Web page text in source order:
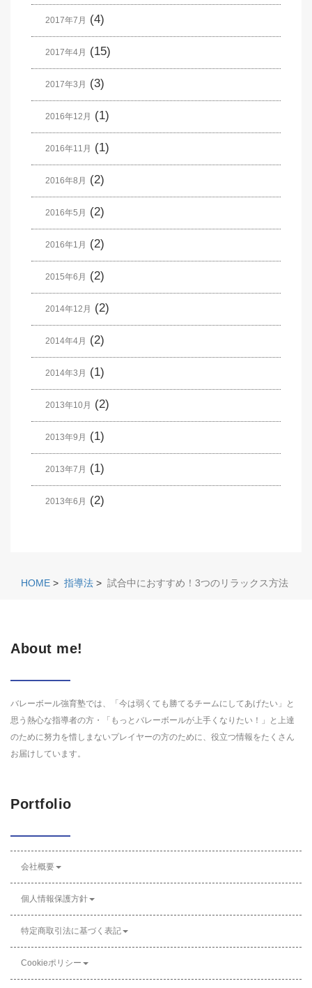
2017年7月 (4)
2017年4月 (15)
2017年3月 (3)
2016年12月 (1)
2016年11月 (1)
2016年8月 (2)
2016年5月 (2)
2016年1月 (2)
2015年6月 (2)
2014年12月 (2)
2014年4月 (2)
2014年3月 (1)
2013年10月 (2)
2013年9月 (1)
2013年7月 (1)
2013年6月 (2)
HOME > 指導法 > 試合中におすすめ！3つのリラックス方法
About me!
バレーボール強育塾では、「今は弱くても勝てるチームにしてあげたい」と
思う熱心な指導者の方・「もっとバレーボールが上手くなりたい！」と上達
のために努力を惜しまないプレイヤーの方のために、役立つ情報をたくさん
お届けしています。
Portfolio
会社概要
個人情報保護方針
特定商取引法に基づく表記
Cookieポリシー